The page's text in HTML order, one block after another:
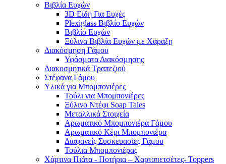
Βιβλία Ευχών
3D Είδη Για Ευχές
Plexiglass Βιβλίο Ευχών
Βιβλίο Ευχών
Ξύλινα Βιβλία Ευχών με Χάραξη
Διακόσμηση Γάμου
Υφάσματα Διακόσμησης
Διακοσμητικά Τραπεζιού
Στέφανα Γάμου
Υλικά για Μπομπονιέρες
Τούλι για Μπομπονιέρες
Ξύλινο Ντέφι Soap Tales
Μεταλλικά Στοιχεία
Αρωματικό Μπομπονιέρα Γάμου
Αρωματικό Κέρι Μπομπονιέρα
Διαφανείς Συσκευασίες Γάμου
Τούλια Μπομπονιέρας
Χάρτινα Πιάτα - Ποτήρια – Χαρτοπετσέτες- Toppers